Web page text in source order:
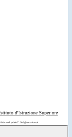
d'Istruzione Superiore
• mail: pdis00200d@istruzione.it